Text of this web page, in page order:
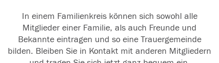
In einem Familienkreis können sich sowohl alle
Mitglieder einer Familie, als auch Freunde und
Bekannte eintragen und so eine Trauergemeinde
bilden. Bleiben Sie in Kontakt mit anderen Mitgliedern